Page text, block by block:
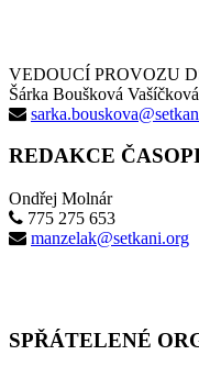
VEDOUCÍ PROVOZU
Šárka Boušková Vašíčková
REDAKCE
Ondřej Molnár
775 275 653
manzelak@setkani.org
SPŘÁTELENÉ